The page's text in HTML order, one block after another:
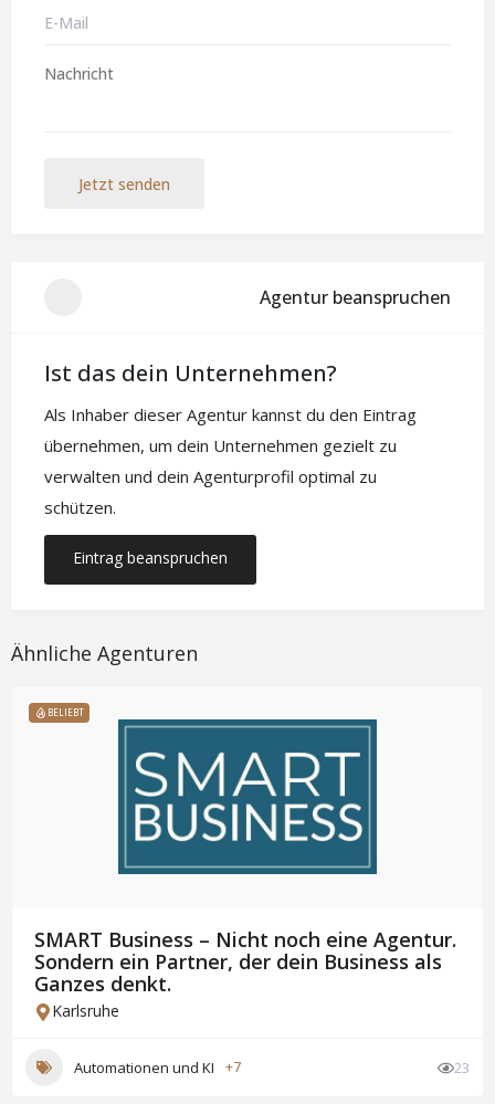
Jetzt senden
Agentur beanspruchen
Ist das dein Unternehmen?
Als Inhaber dieser Agentur kannst du den Eintrag
übernehmen, um dein Unternehmen gezielt zu
verwalten und dein Agenturprofil optimal zu
schützen.
Eintrag beanspruchen
Ähnliche Agenturen
BELIEBT
SMART Business – Nicht noch eine Agentur.
Sondern ein Partner, der dein Business als
Ganzes denkt.
Karlsruhe
Automationen und KI +7 23